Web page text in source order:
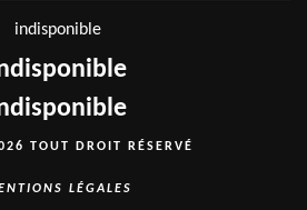
indisponible
TOUT DROIT RÉSERVÉ
LÉGALES